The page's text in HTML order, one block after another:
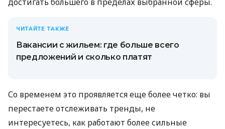
ЧИТАЙТЕ ТАКЖЕ
Вакансии с жильем: где больше всего
предложений и сколько платят
Со временем это проявляется еще более четко: вы
перестаете отслеживать тренды, не
интересуетесь, как работают более сильные